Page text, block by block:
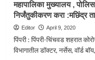
सावळे
यांच्या
लढ्याला
अखेर
संजय
महापालिका मुख्यालय ,
निर्जंतुकीकरण करा :मछिंद्र
Editor April 9, 2020
पिंपरी : पिंपरी-चिंचवड शहरात
विभागातील डॉक्टर, नर्सेस, वॉर्ड